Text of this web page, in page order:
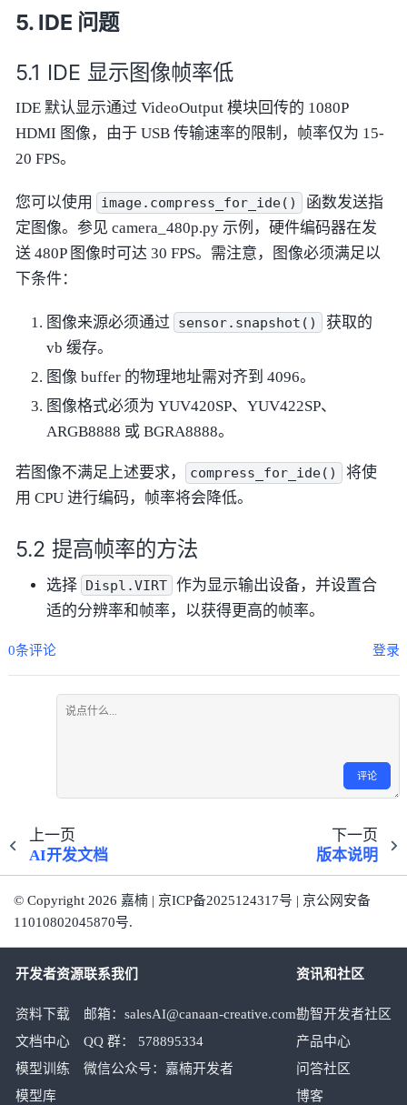
IDE 问题
IDE 显示图像帧率低
IDE 默认显示通过 VideoOutput 模块回传的 1080P
HDMI 图像，由于 USB 传输速率的限制，帧率仅为 15-
20 FPS。
您可以使用 image.compress_for_ide()
函数发送指
定图像。参见 camera_480p.py 示例，硬件编码器在发
送 480P 图像时可达 30 FPS。需注意，图像必须满足以
下条件：
图像来源必须通过 sensor.snapshot()
获取的
vb 缓存。
图像 buffer 的物理地址需对齐到 4096。
图像格式必须为 YUV420SP、YUV422SP、
ARGB8888 或 BGRA8888。
若图像不满足上述要求， compress_for_ide()
将使
用 CPU 进行编码，帧率将会降低。
提高帧率的方法
选择 Displ.VIRT 作为显示输出设备，并设置合
适的分辨率和帧率，以获得更高的帧率。
0条评论 登录
评论
上一页
AI开发文档
下一页
版本说明
© Copyright 2026 嘉楠 | 京ICP备2025124317号 | 京公网安备
11010802045870号.
开发者资源
资料下载
文档中心
模型训练
模型库
联系我们
邮箱：salesAI@canaan-creative.com
QQ 群： 578895334
微信公众号：嘉楠开发者
资讯和社区
勘智开发者社区
产品中心
问答社区
博客